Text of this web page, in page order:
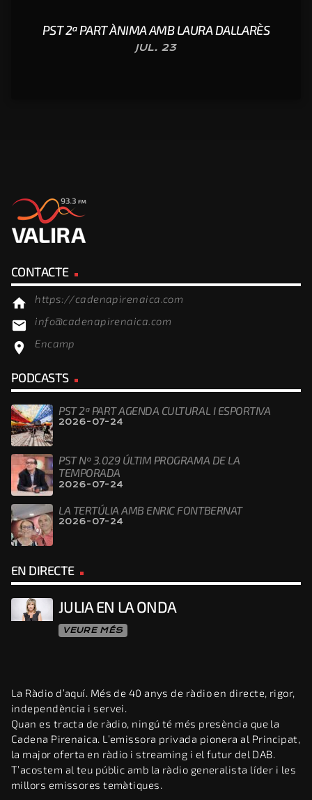
PST 2ª PART ÀNIMA AMB LAURA DALLARÈS
JUL. 23
CONTACTE
home https://cadenapirenaica.com
email info@cadenapirenaica.com
location_on Encamp
PODCASTS
PST 2ª PART AGENDA CULTURAL I ESPORTIVA
2026-07-24
PST Nº 3.029 ÚLTIM PROGRAMA DE LA
TEMPORADA
2026-07-24
LA TERTÚLIA AMB ENRIC FONTBERNAT
2026-07-24
EN DIRECTE
JULIA EN LA ONDA
VEURE MÉS
La Ràdio d’aquí. Més de 40 anys de ràdio en directe, rigor,
independència i servei.
Quan es tracta de ràdio, ningú té més presència que la
Cadena Pirenaica. L’emissora privada pionera al Principat,
la major oferta en ràdio i streaming i el futur del DAB.
T’acostem al teu públic amb la ràdio generalista líder i les
millors emissores temàtiques.